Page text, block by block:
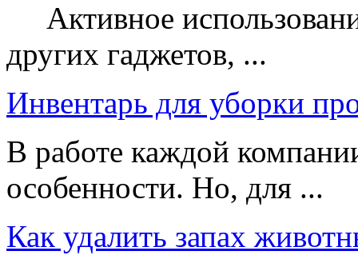
Активное
других гаджетов, ...
Инвентарь для уборки
В работе каждой
особенности. Но, для ...
Как удалить запах